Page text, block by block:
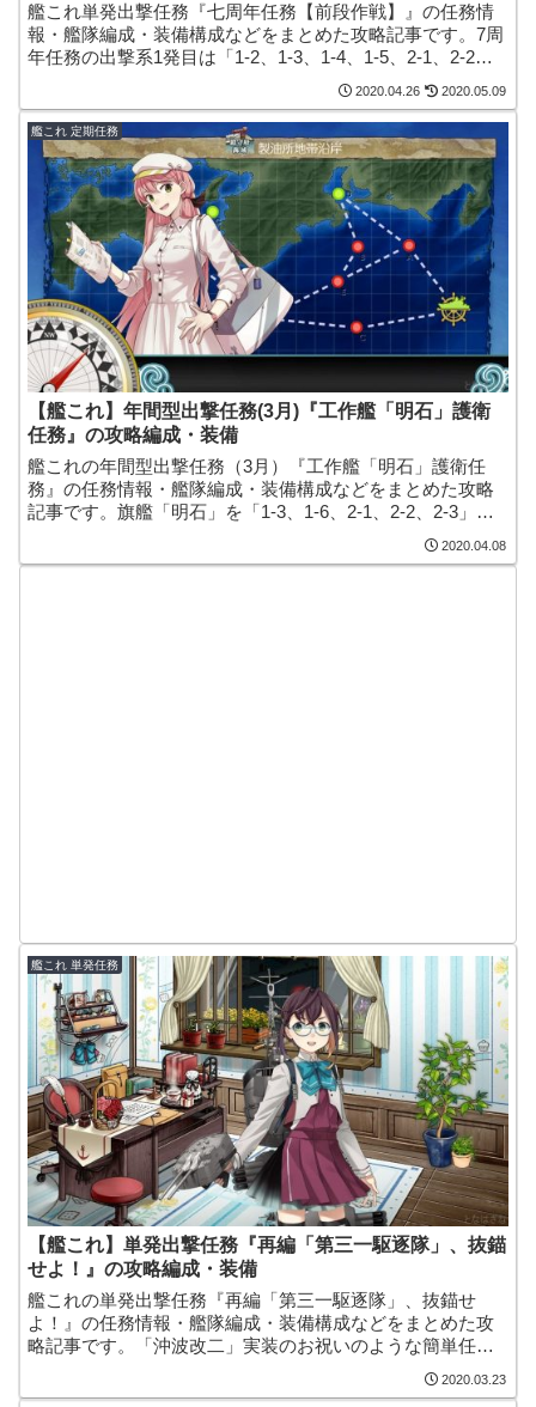
艦これ単発出撃任務『七周年任務【前段作戦】』の任務情
報・艦隊編成・装備構成などをまとめた攻略記事です。7周
年任務の出撃系1発目は「1-2、1-3、1-4、1-5、2-1、2-2」
の6海域を回る簡単任務。「燃料7000」や家具職人・改修資
2020.04.26 2020.05.09
艦これ 定期任務
【艦これ】年間型出撃任務(3月)『工作艦「明石」護衛
任務』の攻略編成・装備
艦これの年間型出撃任務（3月）『工作艦「明石」護衛任
務』の任務情報・艦隊編成・装備構成などをまとめた攻略
記事です。旗艦「明石」を「1-3、1-6、2-1、2-2、2-3」の
各ボスマスまで送り届ける比較的簡単な出撃任務。報酬で
「用情報補給」「緊急修理資材」などを獲得できます！
2020.04.08
艦これ 単発任務
【艦これ】単発出撃任務『再編「第三一駆逐隊」、抜錨
せよ！』の攻略編成・装備
艦これの単発出撃任務『再編「第三一駆逐隊」、抜錨せ
よ！』の任務情報・艦隊編成・装備構成などをまとめた攻
略記事です。「沖波改二」実装のお祝いのような簡単任務
で、沖波の名が付いた「家具」を入手できたりします！
2020.03.23